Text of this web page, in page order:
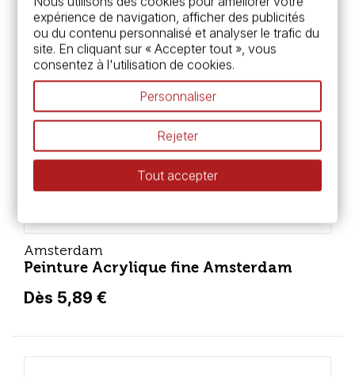
Amsterdam
Peinture Acrylique fine Amsterdam
Dès 5,89 €
expérience de navigation, afficher des publicités
ou du contenu personnalisé et analyser le trafic du
site. En cliquant sur « Accepter tout », vous
consentez à l'utilisation de cookies.
Personnaliser
Rejeter
Tout accepter